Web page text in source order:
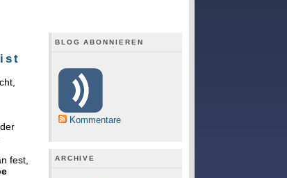
fest,
BLOG ABONNIEREN
Kommentare
ARCHIVE